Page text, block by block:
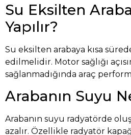
Su Eksilten
Yapılır?
Su eksilten arabaya kısa
edilmelidir. Motor sağlığı
sağlanmadığında araç
Arabanın Suyu
Arabanın suyu radyatörde
azalır. Özellikle radyatör